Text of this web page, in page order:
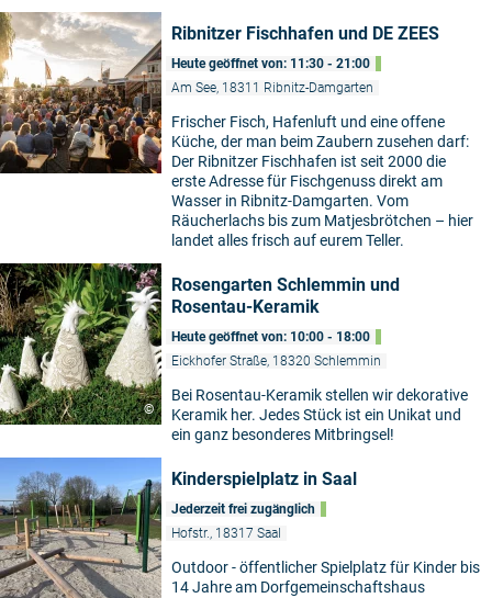
Ribnitzer Fischhafen und DE ZEES
Heute geöffnet von: 11:30 - 21:00
Am See, 18311 Ribnitz-Damgarten
Frischer Fisch, Hafenluft und eine offene
Küche, der man beim Zaubern zusehen darf:
Der Ribnitzer Fischhafen ist seit 2000 die
erste Adresse für Fischgenuss direkt am
Wasser in Ribnitz-Damgarten. Vom
Räucherlachs bis zum Matjesbrötchen – hier
landet alles frisch auf eurem Teller.
©
Rosengarten Schlemmin und
Rosentau-Keramik
Heute geöffnet von: 10:00 - 18:00
Eickhofer Straße, 18320 Schlemmin
Bei Rosentau-Keramik stellen wir dekorative
Keramik her. Jedes Stück ist ein Unikat und
ein ganz besonderes Mitbringsel!
Kinderspielplatz in Saal
Jederzeit frei zugänglich
Hofstr., 18317 Saal
Outdoor - öffentlicher Spielplatz für Kinder bis
14 Jahre am Dorfgemeinschaftshaus